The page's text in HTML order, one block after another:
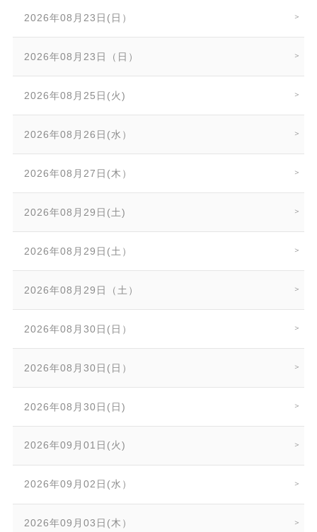
2026年08月23日(日）
2026年08月23日（日）
2026年08月25日(火)
2026年08月26日(水）
2026年08月27日(木）
2026年08月29日(土)
2026年08月29日(土）
2026年08月29日（土）
2026年08月30日(日）
2026年08月30日(日）
2026年08月30日(日)
2026年09月01日(火)
2026年09月02日(水）
2026年09月03日(木）